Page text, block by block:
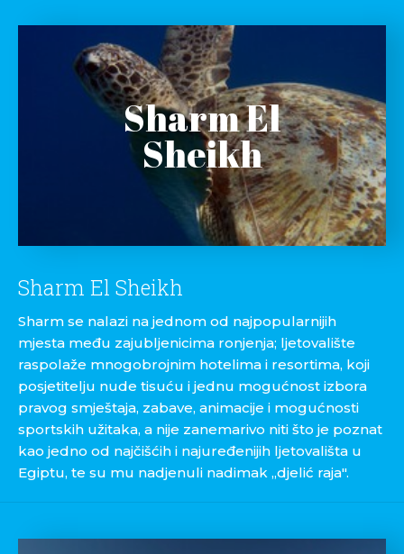
Sharm El
Sheikh
Sharm El Sheikh
Sharm se nalazi na jednom od najpopularnijih
mjesta među zajubljenicima ronjenja; ljetovalište
raspolaže mnogobrojnim hotelima i resortima, koji
posjetitelju nude tisuću i jednu mogućnost izbora
pravog smještaja, zabave, animacije i mogućnosti
sportskih užitaka, a nije zanemarivo niti što je poznat
kao jedno od najčišćih i najuređenijih ljetovališta u
Egiptu, te su mu nadjenuli nadimak „djelić raja".